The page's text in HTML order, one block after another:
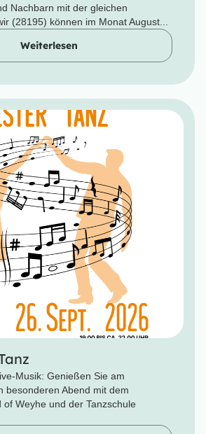
Nachbarn mit der gleichen
(28195) können im Monat August...
Weiterlesen
Musik: Genießen Sie am
besonderen Abend mit dem
Weyhe und der Tanzschule